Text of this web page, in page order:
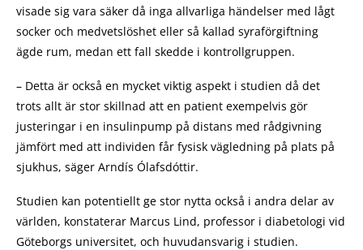
visade sig vara säker då inga allvarliga händelser med lågt
socker och medvetslöshet eller så kallad syraförgiftning
ägde rum, medan ett fall skedde i kontrollgruppen.
– Detta är också en mycket viktig aspekt i studien då det
trots allt är stor skillnad att en patient exempelvis gör
justeringar i en insulinpump på distans med rådgivning
jämfört med att individen får fysisk vägledning på plats på
sjukhus, säger Arndís Ólafsdóttir.
Studien kan potentiellt ge stor nytta också i andra delar av
världen, konstaterar Marcus Lind, professor i diabetologi vid
Göteborgs universitet, och huvudansvarig i studien.